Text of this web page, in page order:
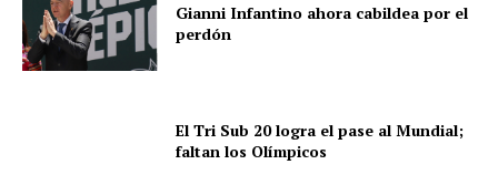
Gianni Infantino ahora cabildea por el
perdón
El Tri Sub 20 logra el pase al Mundial;
faltan los Olímpicos